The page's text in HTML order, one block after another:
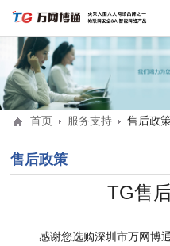
首页 服务支持 售后政
售后政策
TG售
感谢您选购深圳市万网博通